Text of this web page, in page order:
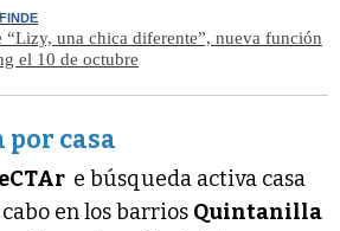
“Lizy, una chica diferente”, nueva función
el 10 de octubre
por casa
e búsqueda activa casa
en los barrios Quintanilla